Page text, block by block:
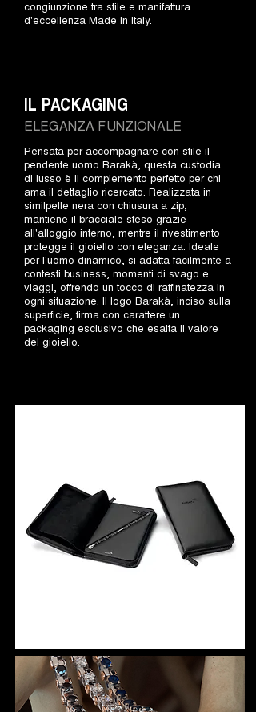
congiunzione tra stile e manifattura
d'eccellenza Made in Italy.
ELEGANZA FUNZIONALE
IL PACKAGING
Pensata per accompagnare con stile il
pendente uomo Barakà, questa custodia
di lusso è il complemento perfetto per chi
ama il dettaglio ricercato. Realizzata in
similpelle nera con chiusura a zip,
mantiene il bracciale steso grazie
all'alloggio interno, mentre il rivestimento
protegge il gioiello con eleganza. Ideale
per l'uomo dinamico, si adatta facilmente a
contesti business, momenti di svago e
viaggi, offrendo un tocco di raffinatezza in
ogni situazione. Il logo Barakà, inciso sulla
superficie, firma con carattere un
packaging esclusivo che esalta il valore
del gioiello.